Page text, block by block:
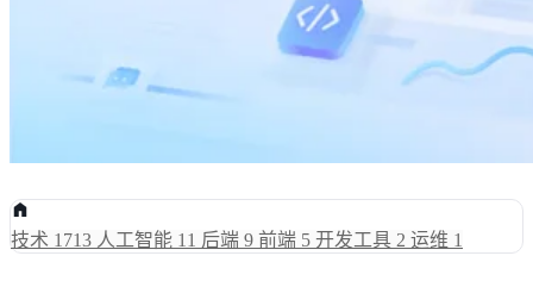
技术 1713 人工智能 11 后端 9 前端 5 开发工具 2 运维 1